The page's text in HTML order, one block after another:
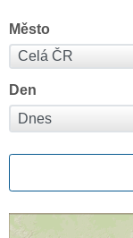
Město
Den